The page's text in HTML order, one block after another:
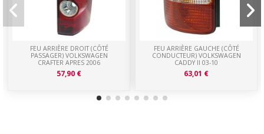
FEU ARRIÈRE DROIT (CÔTÉ
PASSAGER) VOLKSWAGEN
CRAFTER APRES 2006
57,90 €
FEU ARRIÈRE GAUCHE (CÔTÉ
CONDUCTEUR) VOLKSWAGEN
CADDY II 03-10
63,01 €